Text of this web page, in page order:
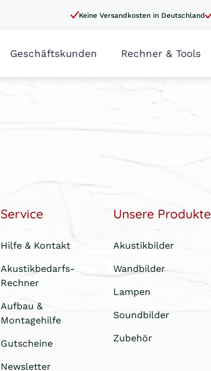
Keine Versandkosten in Deutschland
Geschäftskunden Rechner & Tools
Service
Hilfe & Kontakt
Akustikbedarfs-
Rechner
Aufbau &
Montagehilfe
Gutscheine
Newsletter
Unsere Produkte
Akustikbilder
Wandbilder
Lampen
Soundbilder
Zubehör